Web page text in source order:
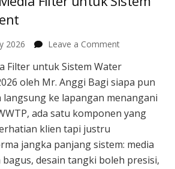
2026 Leave a Commenton
Memilih
Media
Filter
untuk
Sistem
Treatment
Filter untuk Sistem Water
oleh Mr. Anggi Bagi siapa pun
ke lapangan menangani
ada satu komponen yang
klien tapi justru
jangka panjang sistem: media
desain tangki boleh presisi,